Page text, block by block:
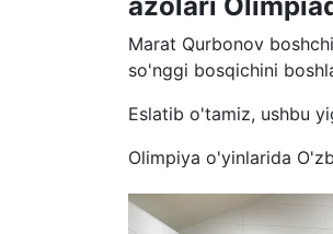
Marat Qurbonov
so'nggi bosqichini
Eslatib o'tamiz, ushbu
Olimpiya o'yinlarida